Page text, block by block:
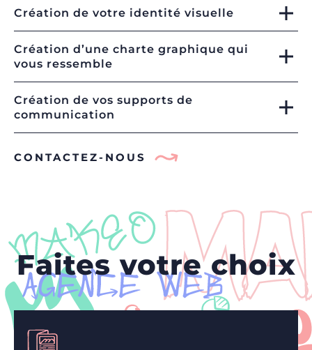
Création de votre identité visuelle
Création d’une charte graphique qui
vous ressemble
Création de vos supports de
communication
CONTACTEZ-NOUS
Faites votre choix